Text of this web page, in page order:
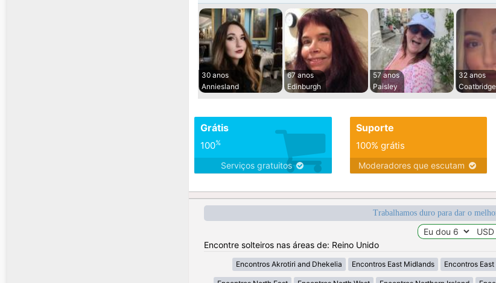
30 anos
Anniesland
67 anos
Edinburgh
57 anos
Paisley
32 anos
Coatbridge
Grátis
100%
Serviços gratuitos
Suporte
100% grátis
Moderadores que escutam
Trabalhamos duro para dar o
Encontre solteiros nas áreas de: Reino Unido
Encontros Akrotiri and Dhekelia Encontros East Midlands Encontros